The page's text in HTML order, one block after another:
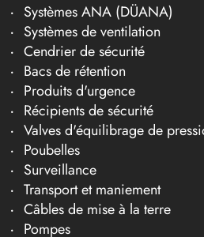
Systèmes ANA (DÜANA)
Systèmes de ventilation
Cendrier de sécurité
Bacs de rétention
Produits d'urgence
Récipients de sécurité
Valves d'équilibrage de
Poubelles
Surveillance
Transport et maniement
Câbles de mise à la terre
Pompes